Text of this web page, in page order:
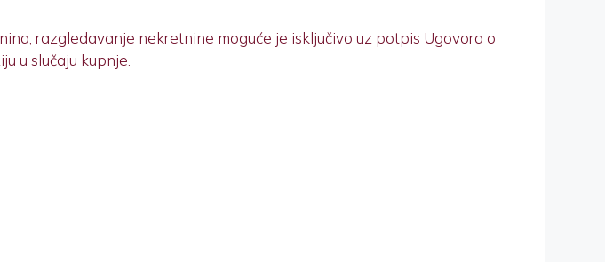
razgledavanje nekretnine moguće je isključivo uz potpis Ugovora o
u slučaju kupnje.